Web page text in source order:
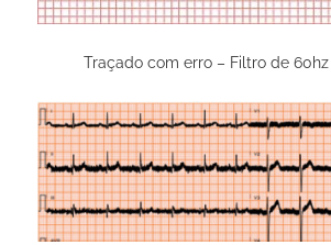
Traçado com erro – Filtro de